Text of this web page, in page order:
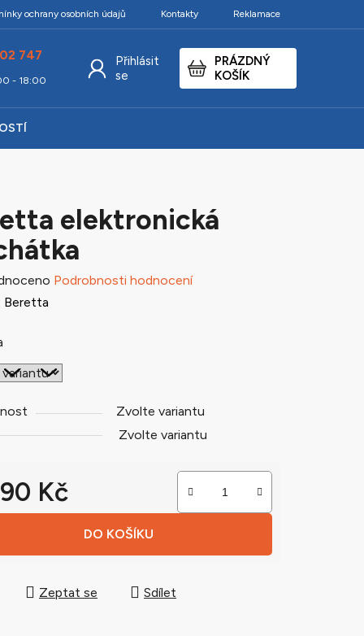
ochrany osobních údajů Kontakty Reklamace
747
- 18:00
Přihlásit
se
NÁKUPNÍ
KOŠÍK
PRÁZDNÝ
KOŠÍK
elektronická
Podrobnosti hodnocení
Beretta
Zvolte variantu
Zvolte variantu
Kč
cena:
DO KOŠÍKU
Zeptat se Sdílet